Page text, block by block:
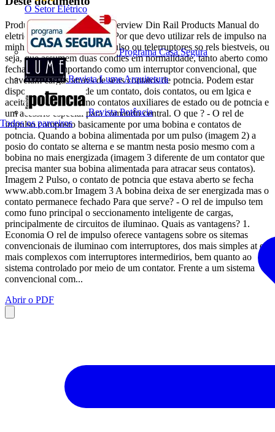
O Setor Elétrico
Programa Casa Segura
Revista Lume Arquitetura
Revista Potência
Todos os parceiros
Produtos de Baixa Tenso Overview Din Rail Products Manual do
eletricista a ABB responde! Por que devo utilizar rels de impulso na
minha instalao? Rels de impulso ou telerruptores so rels biestveis, ou
seja, que assumem duas condies em normalidade, tanto aberto como
fechado, se comportando como um interruptor convencional, que
chaveiam cargas atravs de seus contatos de potncia. Podem estar
dispostos nas verses de um contato, dois contatos, ou em lgica e
aceitam acessrios como contatos auxiliares de estado ou de potncia e
um acessrio especial para comando central. O que ? - O rel de
impulso composto basicamente por uma bobina e contatos de
potncia. Quando a bobina alimentada por um pulso (imagem 2) a
posio do contato se alterna e se mantm nesta posio mesmo com a
bobina no mais energizada (imagem 3 diferente de um contator que
precisa manter sua bobina alimentada para atracar seus contatos).
Imagem 2 Pulso, o contato de potncia que estava aberto se fecha
www.abb.com.br Imagem 3 A bobina deixa de ser energizada mas o
contato permanece fechado Para que serve? - O rel de impulso tem
como funo principal o seccionamento inteligente de cargas,
principalmente de circuitos de iluminao. Quais as vantagens? 1.
Economia O rel de impulso oferece vantagens sobre os sitemas
convencionais de iluminao com interruptores, dos mais simples at os
mais complexos com interruptores intermedirios, bem quanto ao
sistema controlado por meio de um contator. Frente a um sistema
convencional com...
Abrir o PDF